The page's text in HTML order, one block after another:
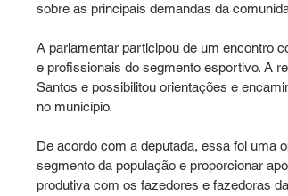
sobre as principais demandas da
A parlamentar participou de um encontro
e profissionais do segmento esportivo. A
Santos e possibilitou orientações e
no município.
De acordo com a deputada, essa foi uma
segmento da população e proporcionar
produtiva com os fazedores e fazedoras